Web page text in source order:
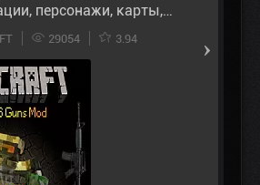
персонажи, карты,…
29054 3.94